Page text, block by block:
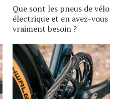
Que sont les pneus de vélo
électrique et en avez-vous
vraiment besoin ?